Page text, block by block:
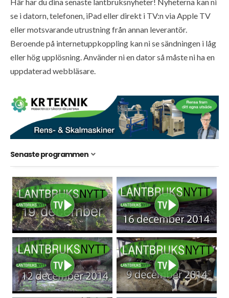
se i datorn, telefonen, iPad eller direkt i TV:n via Apple TV
eller motsvarande utrustning från annan leverantör.
Beroende på internetuppkoppling kan ni se sändningen i låg
eller hög upplösning. Använder ni en dator så måste ni ha en
uppdaterad webbläsare.
Senaste programmen